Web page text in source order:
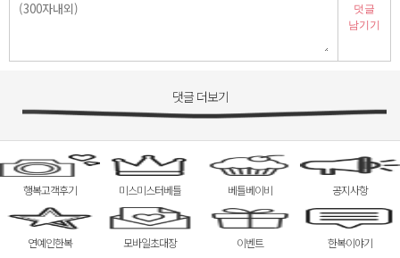
덧글
남기기
댓글 더보기
행복고객후기 미스미스터베틀 베틀베이비 공지사항
연예인한복 모바일초대장 이벤트 한복이야기